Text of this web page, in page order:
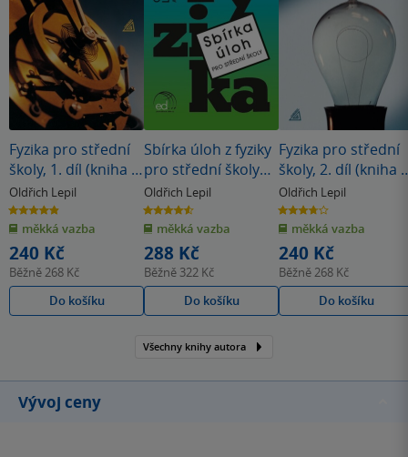
Fyzika pro střední
školy, 1. díl (kniha +
ED)
Oldřich Lepil
4.9
z
5
hvězdiček
měkká vazba
240 Kč
Běžně268 Kč
Do košíku
Sbírka úloh z fyziky
pro střední školy
(knížka + ED)
Oldřich Lepil
4.6
z
5
hvězdiček
měkká vazba
288 Kč
Běžně 322 Kč
Do košíku
Fyzika pro střední
školy, 2. díl (kniha +
ED)
Oldřich Lepil
3.7
z
5
hvězdiček
měkká vazba
240 Kč
Běžně268 Kč
Do košíku
Všechny knihy autora
Vývoj ceny